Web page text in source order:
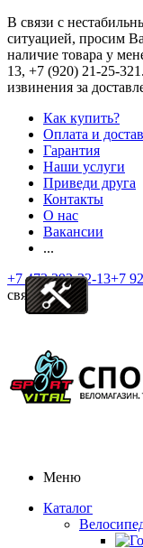
В связи с
ситуацией, просим
наличие товара у
13, +7 (920) 21-25-321
извинения за
Как купить?
Оплата и
Гарантия
Наши услуги
Приведи друга
Контакты
О нас
Вакансии
...
+7 473 292-32-13+7
связь
Меню
Каталог